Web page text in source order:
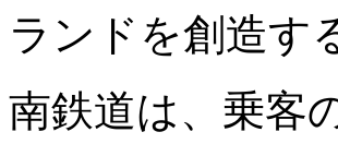
ランドを創造す
南鉄道は、乗客